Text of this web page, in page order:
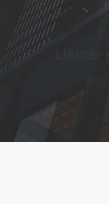
9188
Llamar